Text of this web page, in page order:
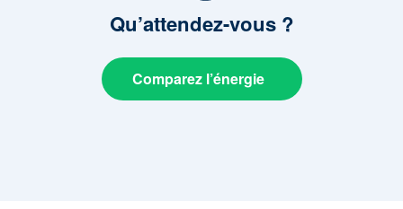
Qu’attendez-vous?
Comparez l’énergie